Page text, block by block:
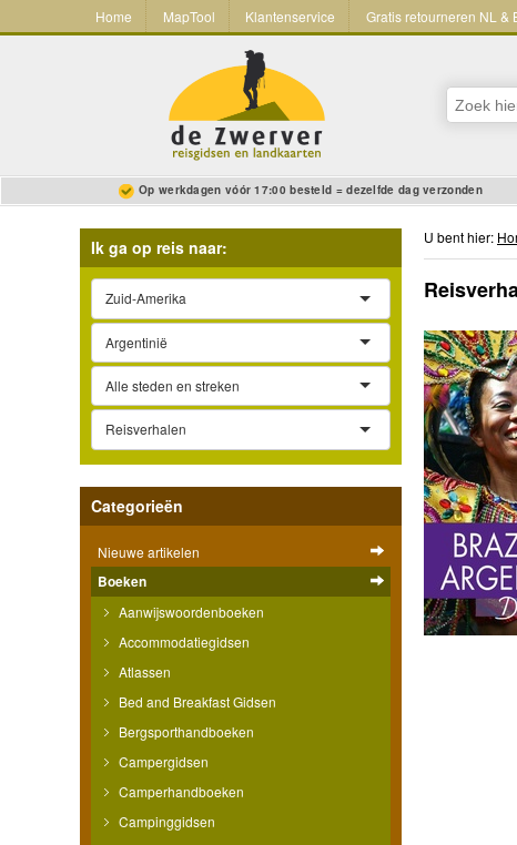
Home MapTool Klantenservice Gratis retourneren NL &
Op werkdagen vóór 17:00 besteld = dezelfde dag verzonden
Ik ga op reis naar:
Zuid-Amerika
Argentinië
Alle steden en streken
Reisverhalen
Categorieën
Nieuwe artikelen
Boeken
Aanwijswoordenboeken
Accommodatiegidsen
Atlassen
Bed and Breakfast Gidsen
Bergsporthandboeken
Campergidsen
Camperhandboeken
Campinggidsen
U bent hier: